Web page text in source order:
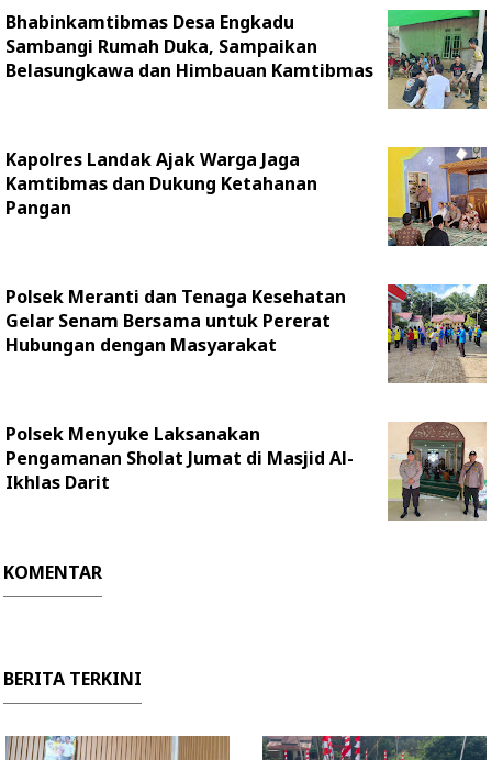
Bhabinkamtibmas Desa Engkadu
Sambangi Rumah Duka, Sampaikan
Belasungkawa dan Himbauan Kamtibmas
Kapolres Landak Ajak Warga Jaga
Kamtibmas dan Dukung Ketahanan
Pangan
Polsek Meranti dan Tenaga Kesehatan
Gelar Senam Bersama untuk Pererat
Hubungan dengan Masyarakat
Polsek Menyuke Laksanakan
Pengamanan Sholat Jumat di Masjid Al-
Ikhlas Darit
KOMENTAR
BERITA TERKINI